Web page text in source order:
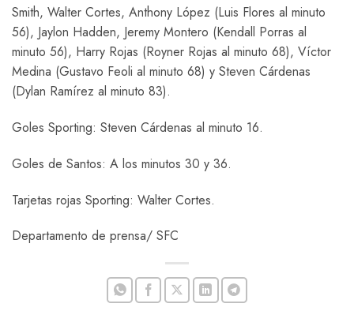
Smith, Walter Cortes, Anthony López (Luis Flores al minuto
56), Jaylon Hadden, Jeremy Montero (Kendall Porras al
minuto 56), Harry Rojas (Royner Rojas al minuto 68), Víctor
Medina (Gustavo Feoli al minuto 68) y Steven Cárdenas
(Dylan Ramírez al minuto 83).
Goles Sporting: Steven Cárdenas al minuto 16.
Goles de Santos: A los minutos 30 y 36.
Tarjetas rojas Sporting: Walter Cortes.
Departamento de prensa/ SFC